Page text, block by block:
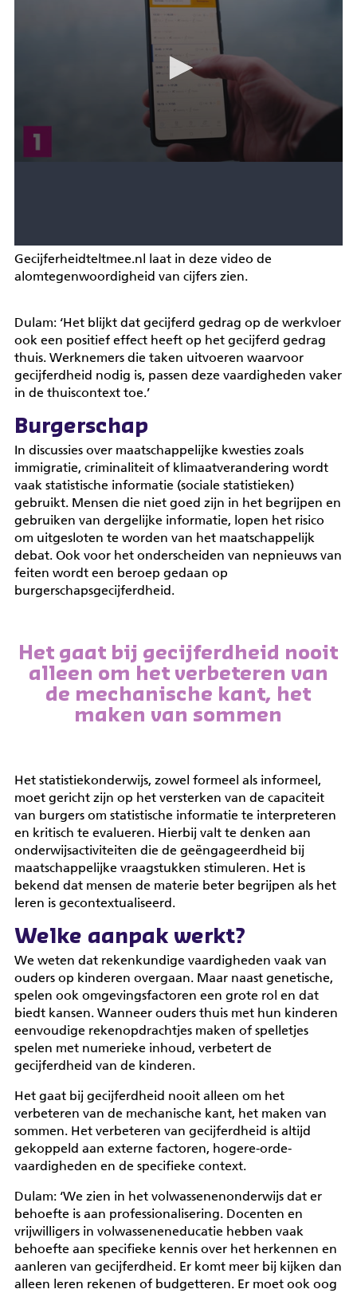
Gecijferheidteltmee.nl laat in deze video de
alomtegenwoordigheid van cijfers zien.
Dulam: ‘Het blijkt dat gecijferd gedrag op de werkvloer
ook een positief effect heeft op het gecijferd gedrag
thuis. Werknemers die taken uitvoeren waarvoor
gecijferdheid nodig is, passen deze vaardigheden vaker
in de thuiscontext toe.’
Burgerschap
In discussies over maatschappelijke kwesties zoals
immigratie, criminaliteit of klimaatverandering wordt
vaak statistische informatie (sociale statistieken)
gebruikt. Mensen die niet goed zijn in het begrijpen en
gebruiken van dergelijke informatie, lopen het risico
om uitgesloten te worden van het maatschappelijk
debat. Ook voor het onderscheiden van nepnieuws van
feiten wordt een beroep gedaan op
burgerschapsgecijferdheid.
Het gaat bij gecijferdheid nooit
alleen om het verbeteren van
de mechanische kant, het
maken van sommen
Het statistiekonderwijs, zowel formeel als informeel,
moet gericht zijn op het versterken van de capaciteit
van burgers om statistische informatie te interpreteren
en kritisch te evalueren. Hierbij valt te denken aan
onderwijsactiviteiten die de geëngageerdheid bij
maatschappelijke vraagstukken stimuleren. Het is
bekend dat mensen de materie beter begrijpen als het
leren is gecontextualiseerd.
Welke aanpak werkt?
We weten dat rekenkundige vaardigheden vaak van
ouders op kinderen overgaan. Maar naast genetische,
spelen ook omgevingsfactoren een grote rol en dat
biedt kansen. Wanneer ouders thuis met hun kinderen
eenvoudige rekenopdrachtjes maken of spelletjes
spelen met numerieke inhoud, verbetert de
gecijferdheid van de kinderen.
Het gaat bij gecijferdheid nooit alleen om het
verbeteren van de mechanische kant, het maken van
sommen. Het verbeteren van gecijferdheid is altijd
gekoppeld aan externe factoren, hogere-orde-
vaardigheden en de specifieke context.
Dulam: ‘We zien in het volwassenenonderwijs dat er
behoefte is aan professionalisering. Docenten en
vrijwilligers in volwasseneneducatie hebben vaak
behoefte aan specifieke kennis over het herkennen en
aanleren van gecijferdheid. Er komt meer bij kijken dan
alleen leren rekenen of budgetteren. Er moet ook oog